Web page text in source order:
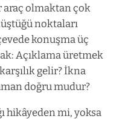
araç olmaktan çok
noktaları
konuşma üç
Açıklama üretmek
gelir? İkna
doğru mudur?
hikâyeden mi, yoksa